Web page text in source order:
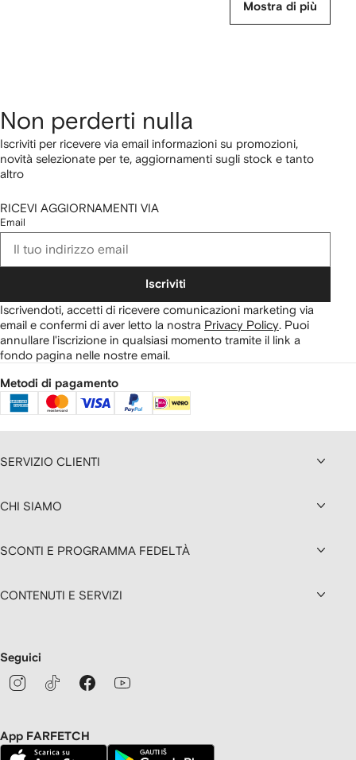
Mostra di più
Non perderti nulla
Iscriviti per ricevere via email informazioni su promozioni,
novità selezionate per te, aggiornamenti sugli stock e tanto
altro
RICEVI AGGIORNAMENTI VIA
Email
Iscriviti
Iscrivendoti, accetti di ricevere comunicazioni marketing via
email e confermi di aver letto la nostra Privacy Policy Puoi
annullare l'iscrizione in qualsiasi momento tramite il link a
fondo pagina nelle nostre email.
Metodi di pagamento
SERVIZIO CLIENTI
CHI SIAMO
SCONTI E PROGRAMMA FEDELTÀ
CONTENUTI E SERVIZI
Seguici
App FARFETCH